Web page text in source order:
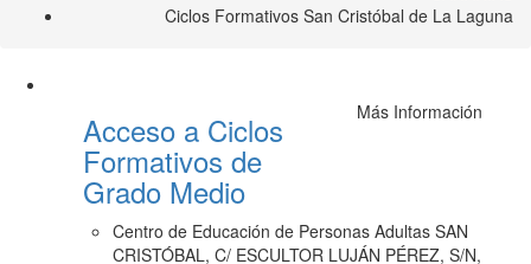
Ciclos Formativos San Cristóbal de La Laguna
Acceso a Ciclos
Formativos de
Grado Medio
Más Información
Centro de Educación de Personas Adultas SAN
CRISTÓBAL, C/ ESCULTOR LUJÁN PÉREZ, S/N,